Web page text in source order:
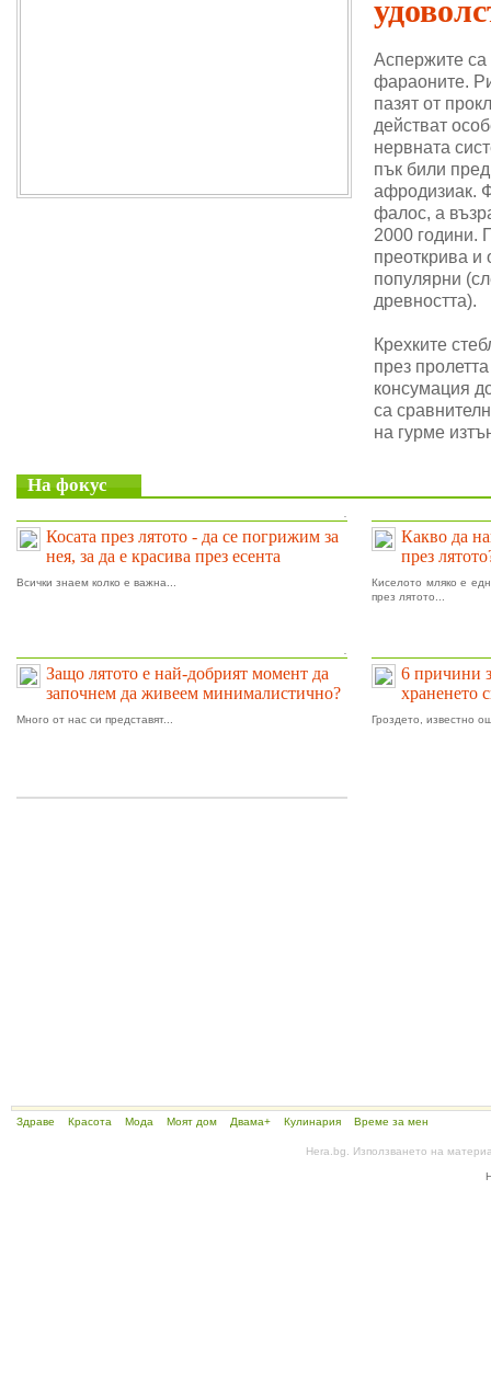
Аспержите
фараоните.
пазят от
действат
нервната
пък били
афродизиак.
фалос, а
2000 години.
преоткрива и
популярни
древността).
Крехките
през
консумация
са
на гурме
На фокус
Косата през лятото - да се погрижим за
нея, за да е красива през есента
Всички знаем колко е важна...
Какво да
през
Киселото мляко е
през лятото...
Защо лятото е най-добрият момент да
започнем да живеем минималистично?
Много от нас си представят...
6 причини
храненето
Гроздето, известно
Здраве Красота Мода Моят дом Двама+ Кулинария Време за мен
Hera.bg. Използването на